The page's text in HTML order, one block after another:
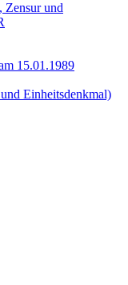
Zensur und
15.01.1989
Einheitsdenkmal)